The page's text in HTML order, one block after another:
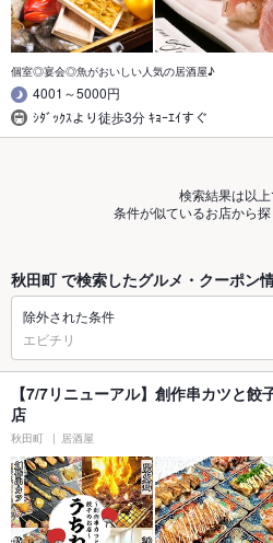
個室◎宴会◎魚がおいしい人気の居酒屋♪
4001～5000円
ｼﾀﾞｯｸｽより徒歩3分 ｷｮｰｴｲすぐ
検索結果は以上
条件が似ているお店から
秋田町 で検索したグルメ・クーポン
除外された条件
エビチリ
【7/7リニューアル】創作串カツと
店
秋田町 居酒屋